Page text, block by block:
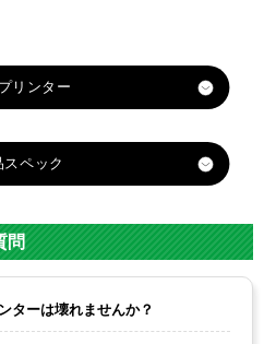
リンター
エプソン
ICBK95L （顔料ブラッ
ク大容量）
問
ターは壊れませんか？